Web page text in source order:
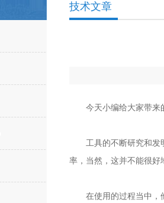
技术文章
今天小编给大家带来
工具的不断研究和发明
率，当然，这并不能很好
在使用的过程当中，他